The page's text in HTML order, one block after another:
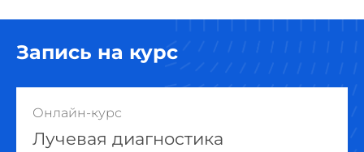
Запись на курс
Онлайн-курс
Лучевая диагностика